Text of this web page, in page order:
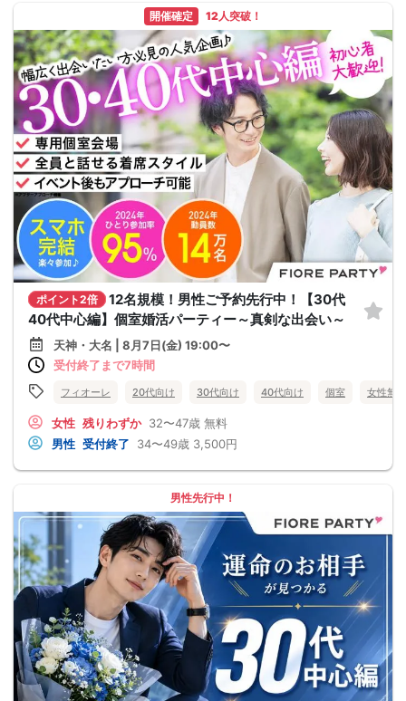
開催確定 12人突破！
ポイント2倍
12名規模！男性ご予約先行中！【30代
40代中心編】個室婚活パーティー～真剣な出会い～
天神・大名 | 8月7日(金) 19:00〜
受付終了まで7時間
フィオーレ 20代向け 30代向け 40代向け 個室 女性無料
女性 残りわずか 32〜47歳 無料
男性 受付終了 34〜49歳 3,500円
男性先行中！